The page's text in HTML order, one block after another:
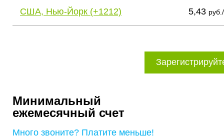
США, Нью-Йорк (+1212) 5,43
Минимальный
ежемесячный счет
Много звоните? Платите меньше!